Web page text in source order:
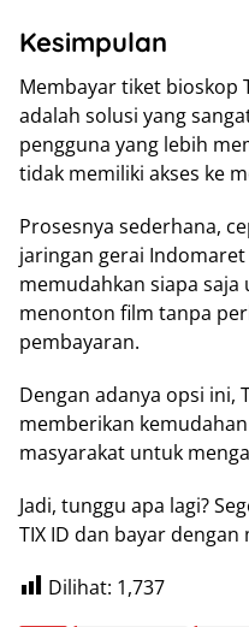
Kesimpulan
Membayar tiket bioskop
adalah solusi yang
pengguna yang lebih
tidak memiliki akses ke
Prosesnya sederhana,
jaringan gerai Indomaret
memudahkan siapa
menonton film tanpa
pembayaran.
Dengan adanya opsi ini,
memberikan
masyarakat untuk
Jadi, tunggu apa lagi?
TIX ID dan bayar
Dilihat: 1,737